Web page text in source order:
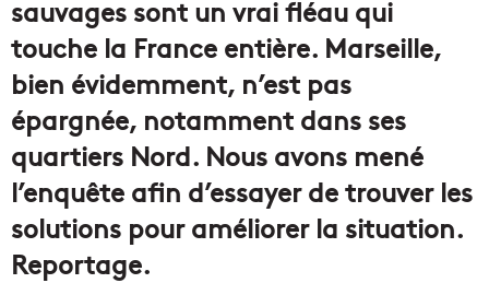
sauvages sont un vrai fléau qui
touche la France entière. Marseille,
bien évidemment, n’est pas
épargnée, notamment dans ses
quartiers Nord. Nous avons mené
l’enquête afin d’essayer de trouver les
solutions pour améliorer la situation.
Reportage.